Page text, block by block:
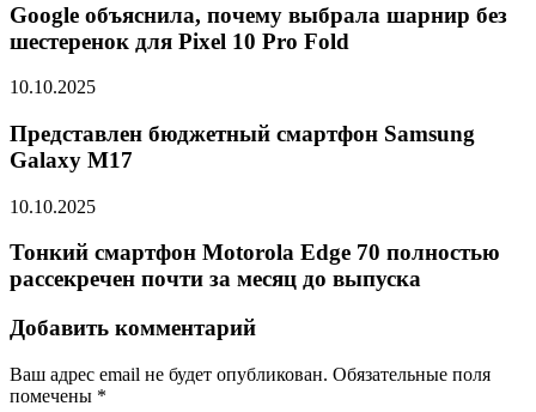
Google объяснила, почему выбрала шарнир без
шестеренок для Pixel 10 Pro Fold
10.10.2025
Представлен бюджетный смартфон Samsung
Galaxy M17
10.10.2025
Тонкий смартфон Motorola Edge 70 полностью
рассекречен почти за месяц до выпуска
Добавить комментарий
Ваш адрес email не будет опубликован. Обязательные поля
помечены *